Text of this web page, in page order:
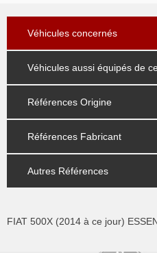
Véhicules concernés
Véhicules aussi équipés de
Références Origine
Références Fabricant
Autres Références
FIAT 500X (2014 à ce jour)